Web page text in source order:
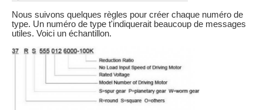
Nous suivons quelques règles pour créer chaque numéro de
type. Un numéro de type t'indiquerait beaucoup de messages
utiles. Voici un échantillon.